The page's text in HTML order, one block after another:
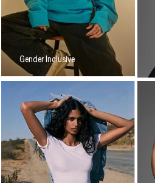
Gender Inclusive